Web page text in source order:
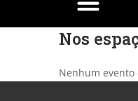
Nos
Nenhum evento